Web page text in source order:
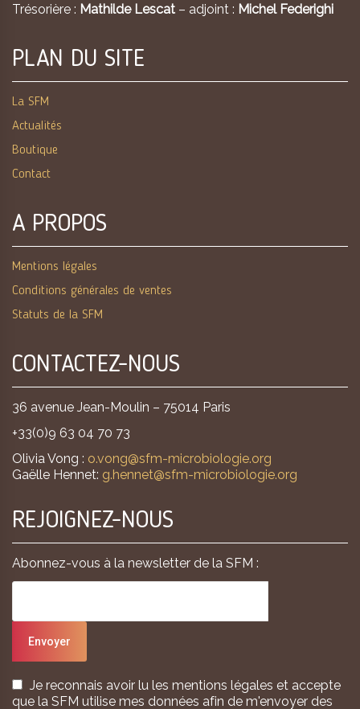
Trésorière : Mathilde Lescat – adjoint : Michel Federighi
PLAN DU SITE
La SFM
Actualités
Boutique
Contact
A PROPOS
Mentions légales
Conditions générales de ventes
Statuts de la SFM
CONTACTEZ-NOUS
36 avenue Jean-Moulin – 75014 Paris
+33(0)9 63 04 70 73
Olivia Vong : o.vong@sfm-microbiologie.org
Gaëlle Hennet: g.hennet@sfm-microbiologie.org
REJOIGNEZ-NOUS
Abonnez-vous à la newsletter de la SFM :
Je reconnais avoir lu les mentions légales et accepte
que la SFM utilise mes données afin de m'envoyer des